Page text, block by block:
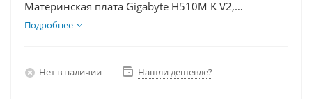
Материнская плата Gigabyte H510M K V2,
Видеокарта RTX 3050 8Гб, Память DDR4 32Gb,
Подробнее
Нет в наличии Нашли дешевле?